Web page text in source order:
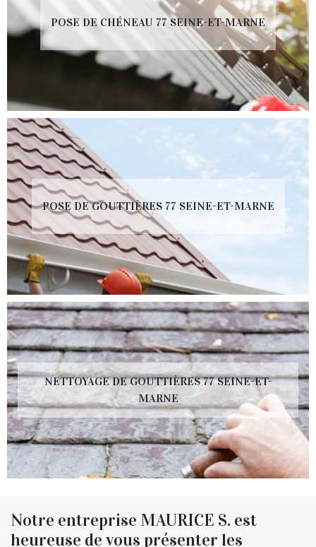
POSE DE CHÉNEAU 77 SEINE-ET-MARNE
POSE DE GOUTTIÈRES 77 SEINE-ET-MARNE
NETTOYAGE DE GOUTTIÈRES 77 SEINE-ET-
MARNE
Notre entreprise MAURICE S. est
heureuse de vous présenter les